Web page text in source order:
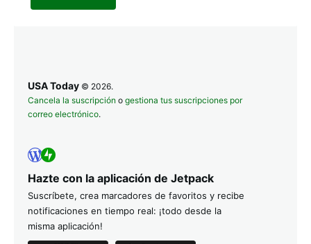
USA Today © 2026.
Cancela la suscripción o gestiona tus suscripciones por
correo electrónico.
Hazte con la aplicación de Jetpack
Suscríbete, crea marcadores de favoritos y recibe
notificaciones en tiempo real: ¡todo desde la
misma aplicación!